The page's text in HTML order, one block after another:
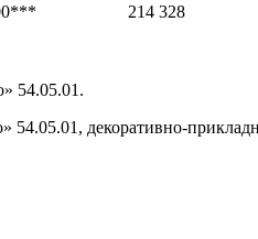
214 328
54.05.01.
декоративно-